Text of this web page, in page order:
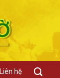
Liên hệ